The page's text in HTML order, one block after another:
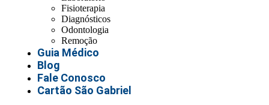
Fisioterapia
Diagnósticos
Odontologia
Remoção
Guia Médico
Blog
Fale Conosco
Cartão São Gabriel